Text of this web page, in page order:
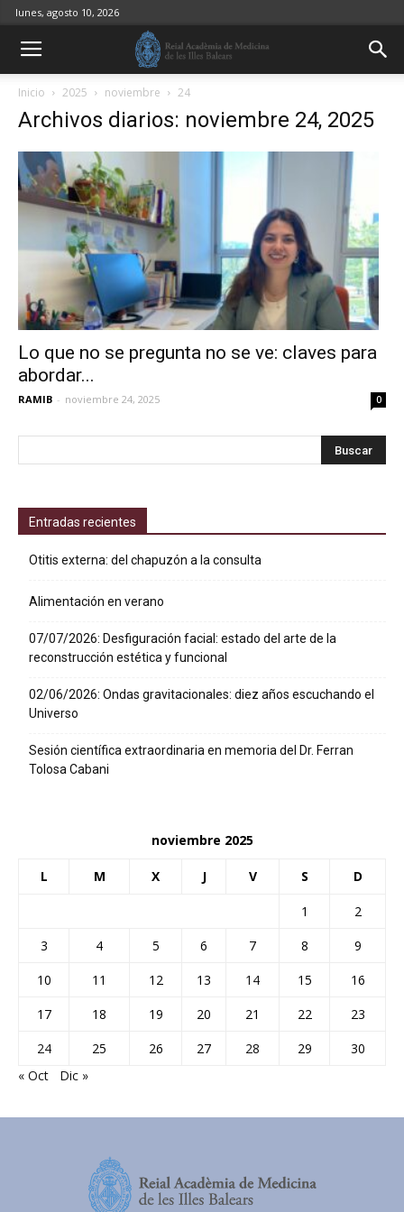
lunes, agosto 10, 2026
Inicio 2025 noviembre 24
Archivos diarios: noviembre 24, 2025
Lo que no se pregunta no se ve: claves para
abordar...
RAMIB - noviembre 24, 2025 0
Entradas recientes
Otitis externa: del chapuzón a la consulta
Alimentación en verano
07/07/2026: Desfiguración facial: estado del arte de la
reconstrucción estética y funcional
02/06/2026: Ondas gravitacionales: diez años escuchando el
Universo
Sesión científica extraordinaria en memoria del Dr. Ferran
Tolosa Cabani
noviembre 2025
L M X J V S D
1
2
3
4 5 6 7 8
9
10
11 12 13 14 15
16
17
18 19 20 21 22
23
24
25 26 27 28 29
30
« Oct
Dic »